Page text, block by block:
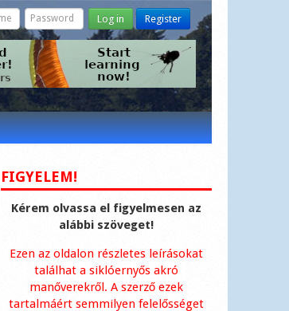
Log in Register
FIGYELEM!
Kérem olvassa el figyelmesen az
alábbi szöveget!
Ezen az oldalon részletes leírásokat
találhat a siklóernyős akró
manőverekről. A szerző ezek
tartalmáért semmilyen felelősséget